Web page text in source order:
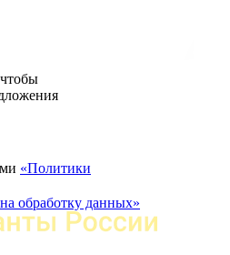
«Политики
обработку данных»